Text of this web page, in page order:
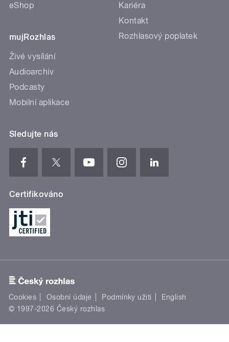
eShop
mujRozhlas
Živé vysílání
Audioarchiv
Podcasty
Mobilní aplikace
Kariéra
Kontakt
Rozhlasový poplatek
Sledujte nás
Certifikováno
Cookies Osobní údaje Podmínky užití
English
© 1997-2026 Český rozhlas